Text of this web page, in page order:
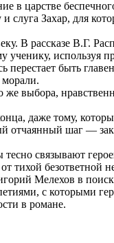
царстве
Захар, для
В рассказе В.Г.
используя
перестает быть
морали.
выбора,
даже тому,
отчаянный шаг —
связывают
тихой безответной
Мелехов в
с которыми
в романе.